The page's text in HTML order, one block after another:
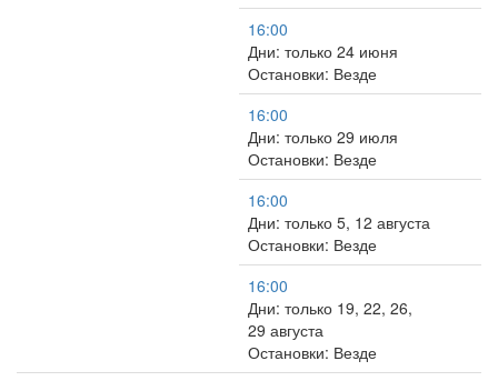
16:00
Дни: только 24 июня
Остановки: Везде
16:00
Дни: только 29 июля
Остановки: Везде
16:00
Дни: только 5, 12 августа
Остановки: Везде
16:00
Дни: только 19, 22, 26,
29 августа
Остановки: Везде